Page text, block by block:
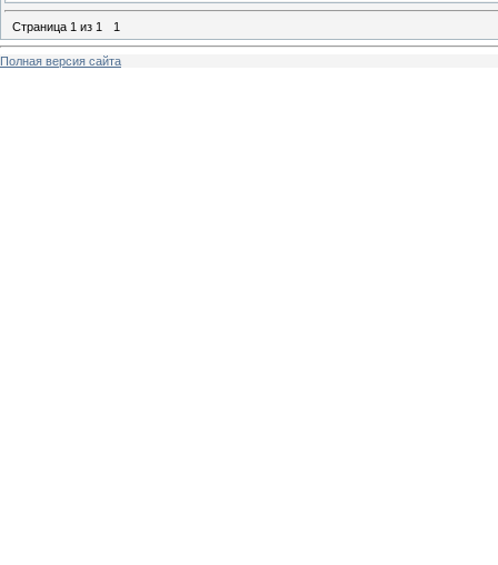
Страница 1 из 1 1
Полная версия сайта